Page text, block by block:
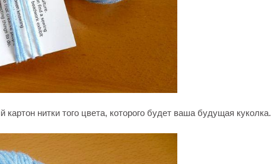
картон нитки того цвета, которого будет ваша будущая куколка.